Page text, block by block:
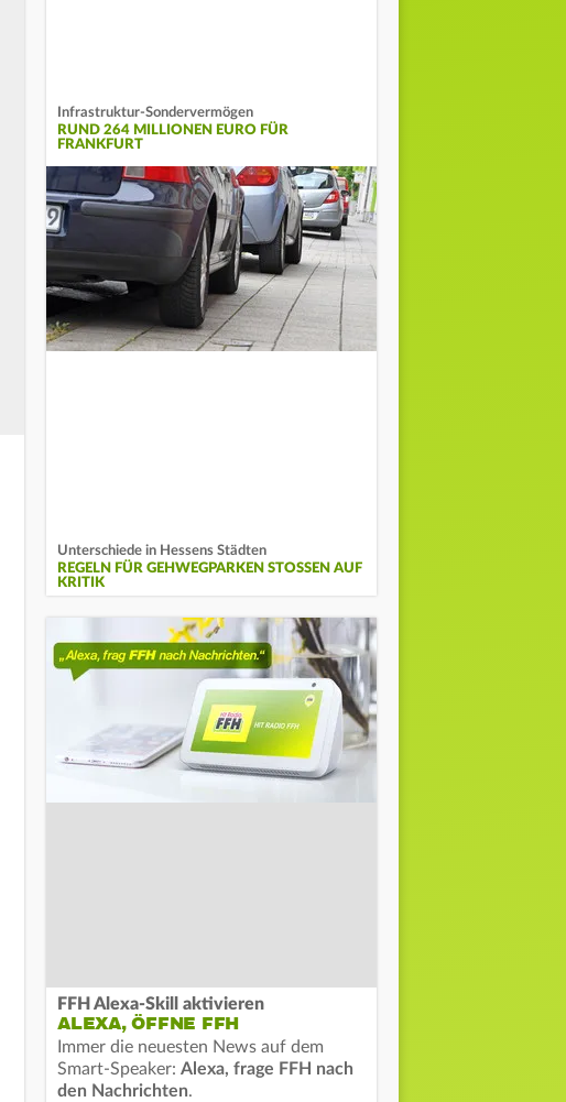
Infrastruktur-Sondervermögen
RUND 264 MILLIONEN EURO FÜR
FRANKFURT
Unterschiede in Hessens Städten
REGELN FÜR GEHWEGPARKEN STOSSEN AUF K
RITIK
FFH Alexa-Skill aktivieren
ALEXA, ÖFFNE FFH
Immer die neuesten News auf dem
Smart-Speaker: Alexa, frage FFH nach
den Nachrichten.